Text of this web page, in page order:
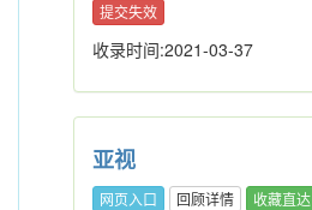
提交失效
收录时间:2021-03-37
亚视
网页入口 回顾详情
收藏直达